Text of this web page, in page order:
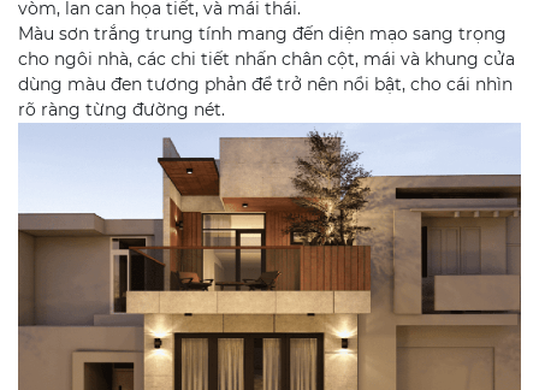
vòm, lan can họa tiết, và mái thái.
Màu sơn trắng trung tính mang đến diện mạo sang trọng
cho ngôi nhà, các chi tiết nhấn chân cột, mái và khung cửa
dùng màu đen tương phản để trở nên nổi bật, cho cái nhìn
rõ ràng từng đường nét.